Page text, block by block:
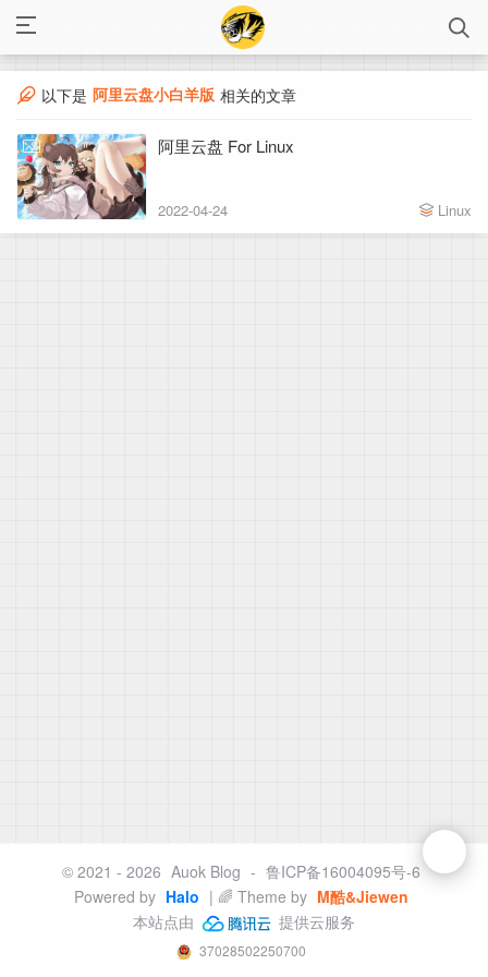
以下是 阿里云盘小白羊版 相关的文章
阿里云盘 For Linux
2022-04-24 Linux
© 2021 - 2026 Auok Blog - 鲁ICP备16004095号-6
Powered by Halo | 🌈 Theme by M酷&Jiewen
本站点由
提供云服务
37028502250700